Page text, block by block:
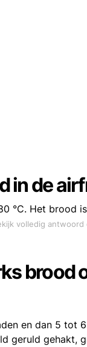
in de
°C. Het brood
volledig antwoord
brood
en dan 5 tot
geruld gehakt,